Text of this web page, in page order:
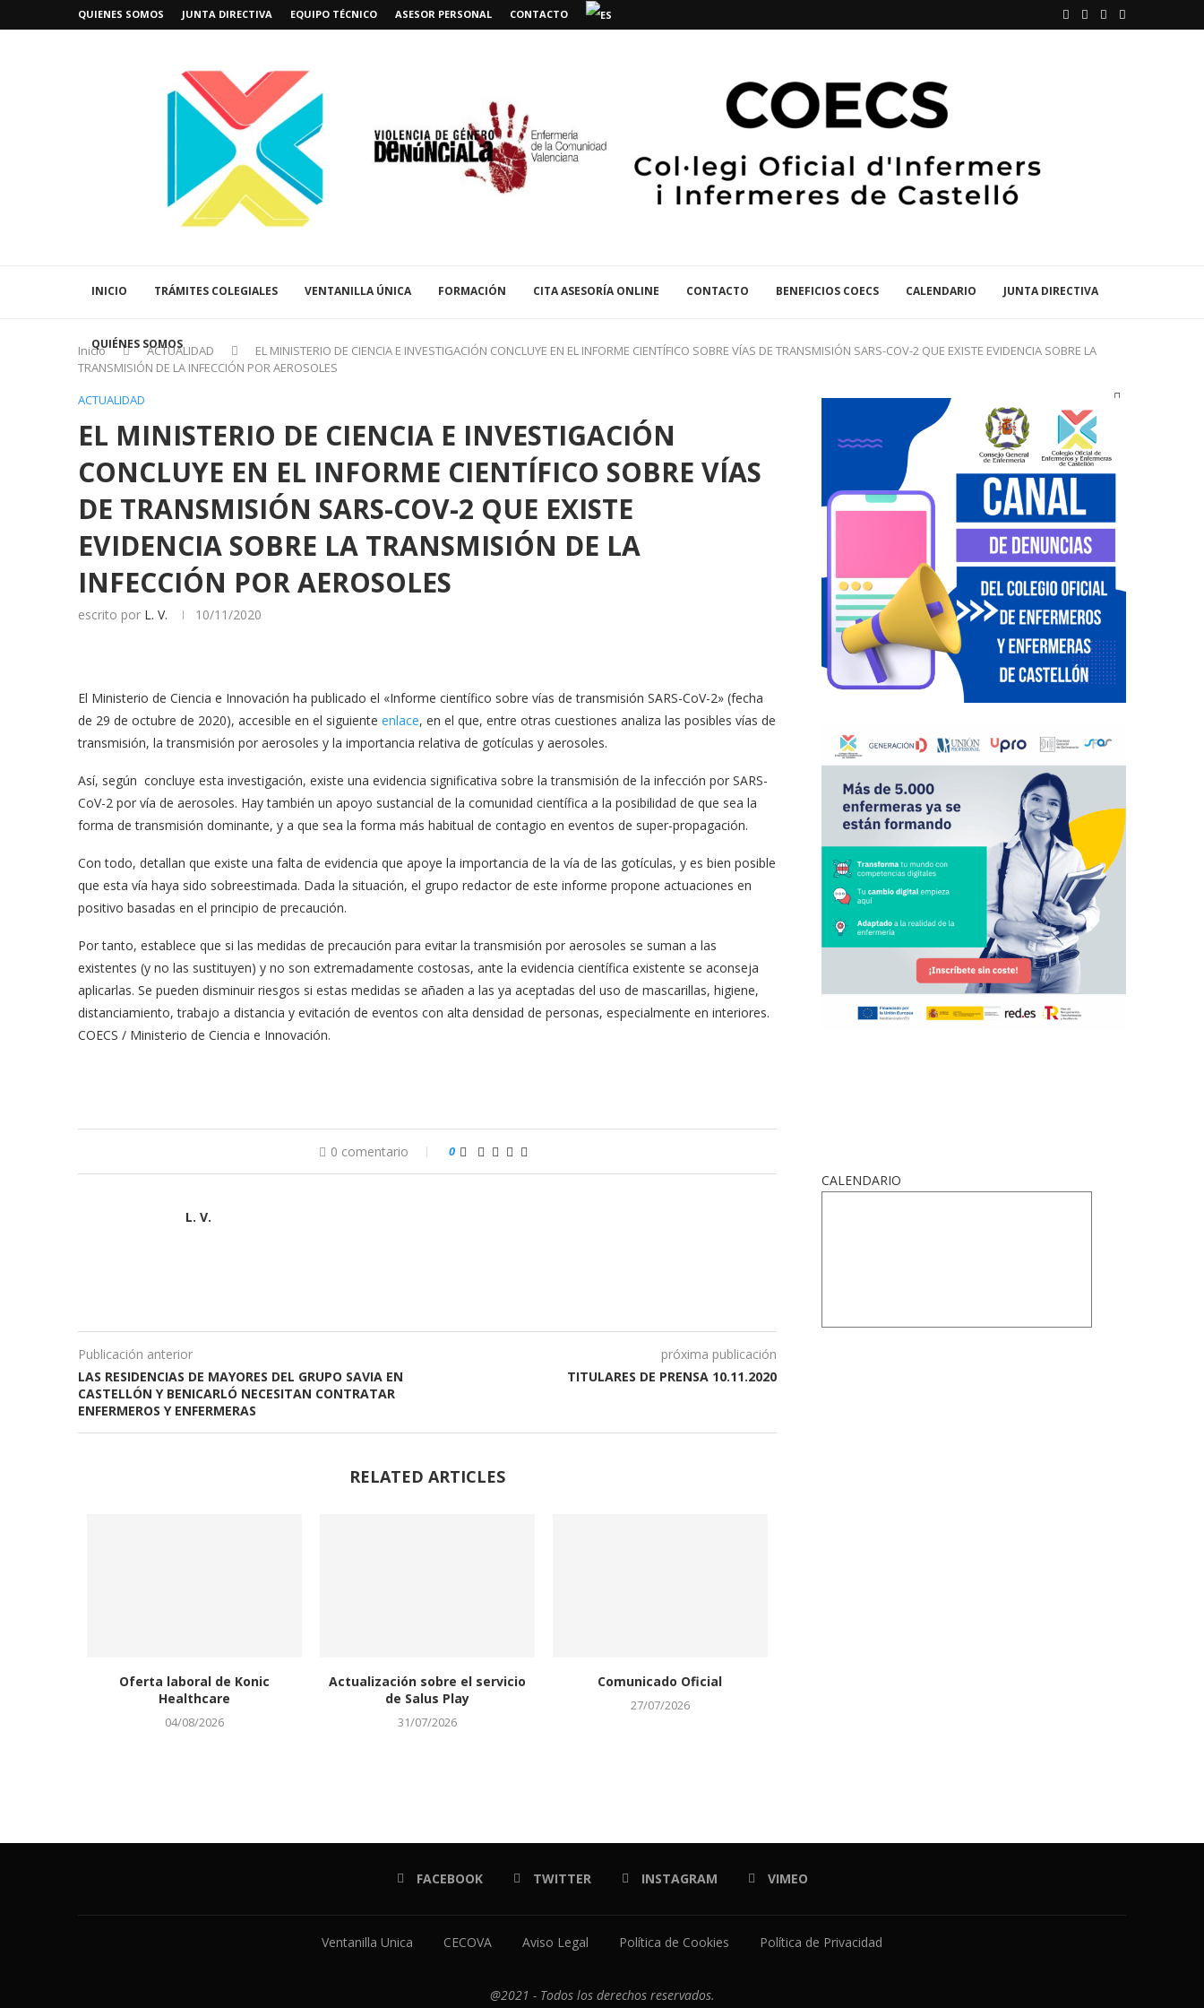
QUIENES SOMOS JUNTA DIRECTIVA EQUIPO TÉCNICO ASESOR PERSONAL CONTACTO
INICIO TRÁMITES COLEGIALES VENTANILLA ÚNICA FORMACIÓN CITA ASESORÍA ONLINE CONTACTO BENEFICIOS COECS CALENDARIO JUNTA DIRECTIVA
QUIÉNES SOMOS
Inicio ACTUALIDAD
EL MINISTERIO DE CIENCIA E INVESTIGACIÓN CONCLUYE EN EL INFORME CIENTÍFICO SOBRE VÍAS DE TRANSMISIÓN SARS-COV-2 QUE EXISTE EVIDENCIA SOBRE LA
TRANSMISIÓN DE LA INFECCIÓN POR AEROSOLES
ACTUALIDAD
EL MINISTERIO DE CIENCIA E INVESTIGACIÓN
CONCLUYE EN EL INFORME CIENTÍFICO SOBRE VÍAS
DE TRANSMISIÓN SARS-COV-2 QUE EXISTE
EVIDENCIA SOBRE LA TRANSMISIÓN DE LA
INFECCIÓN POR AEROSOLES
escrito por L. V. 10/11/2020
El Ministerio de Ciencia e Innovación ha publicado el «Informe científico sobre vías de transmisión SARS-CoV-2» (fecha
de 29 de octubre de 2020), accesible en el siguiente enlace, en el que, entre otras cuestiones analiza las posibles vías de
transmisión, la transmisión por aerosoles y la importancia relativa de gotículas y aerosoles.
Así, según concluye esta investigación, existe una evidencia significativa sobre la transmisión de la infección por SARS-
CoV-2 por vía de aerosoles. Hay también un apoyo sustancial de la comunidad científica a la posibilidad de que sea la
forma de transmisión dominante, y a que sea la forma más habitual de contagio en eventos de super-propagación.
Con todo, detallan que existe una falta de evidencia que apoye la importancia de la vía de las gotículas, y es bien posible
que esta vía haya sido sobreestimada. Dada la situación, el grupo redactor de este informe propone actuaciones en
positivo basadas en el principio de precaución.
Por tanto, establece que si las medidas de precaución para evitar la transmisión por aerosoles se suman a las
existentes (y no las sustituyen) y no son extremadamente costosas, ante la evidencia científica existente se aconseja
aplicarlas. Se pueden disminuir riesgos si estas medidas se añaden a las ya aceptadas del uso de mascarillas, higiene,
distanciamiento, trabajo a distancia y evitación de eventos con alta densidad de personas, especialmente en interiores.
COECS / Ministerio de Ciencia e Innovación.
0 comentario 0
L. V.
Publicación anterior
LAS RESIDENCIAS DE MAYORES DEL GRUPO SAVIA EN
CASTELLÓN Y BENICARLÓ NECESITAN CONTRATAR
ENFERMEROS Y ENFERMERAS
próxima publicación
TITULARES DE PRENSA 10.11.2020
RELATED ARTICLES
Oferta laboral de Konic
Healthcare
04/08/2026
Actualización sobre el servicio
de Salus Play
31/07/2026
Comunicado Oficial
27/07/2026
CALENDARIO
FACEBOOK TWITTER INSTAGRAM VIMEO
Ventanilla Unica CECOVA Aviso Legal Política de Cookies Política de Privacidad
@2021 - Todos los derechos reservados.